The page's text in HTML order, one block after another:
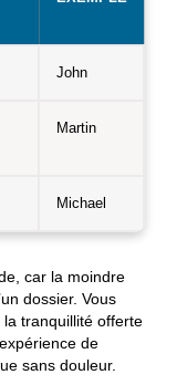
John
Martin
Michael
car la moindre
dossier. Vous
tranquillité offerte
de
sans douleur.